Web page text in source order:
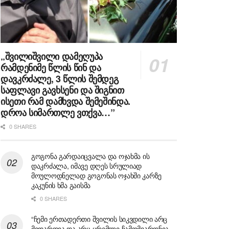
„შვილიშვილი დამეღუპა
რამდენიმე წლის წინ და
დავკრძალე, 3 წლის შემდეგ
საფლავი გავხსენი და შიგნით
ისეთი რამ დამხვდა შემეშინდა.
დროა სიმართლე ვთქვა…”
0 SHARES
გოგონა გარდაიცვალა და ოჯახმა ის
დაკრძალა, იმავე დღეს სრულიად
მოულოდნელად გოგონას ოჯახში კარზე
კაკუნის ხმა გაისმა
0 SHARES
“ჩემი ერთადერთი შვილის სიკვდილი არც